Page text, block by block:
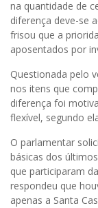
na quantidade de
diferença deve-se
frisou que a
aposentados por
Questionada pelo
nos itens que
diferença foi
flexível, segundo
O parlamentar
básicas dos
que participaram
respondeu que
apenas a Santa